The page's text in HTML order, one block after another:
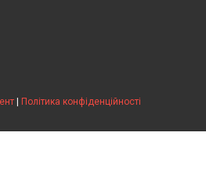
| Політика конфіденційності